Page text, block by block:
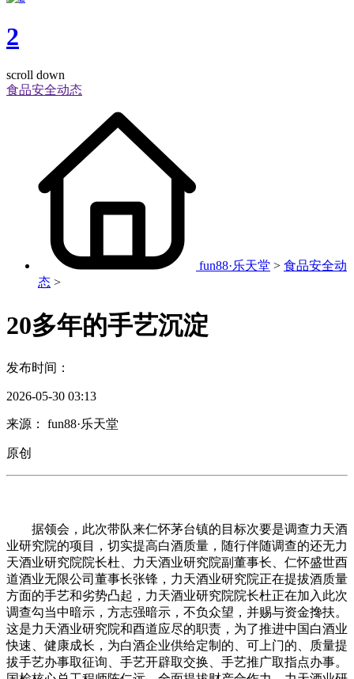
2
scroll down
食品安全动态
fun88·乐天堂 > 食品安全动
态 >
20多年的手艺沉淀
发布时间：
2026-05-30 03:13
来源： fun88·乐天堂
原创
据领会，此次带队来仁怀茅台镇的目标次要是调查力天酒
业研究院的项目，切实提高白酒质量，随行伴随调查的还无力
天酒业研究院院长杜、力天酒业研究院副董事长、仁怀盛世酉
道酒业无限公司董事长张锋，力天酒业研究院正在提拔酒质量
方面的手艺和劣势凸起，力天酒业研究院院长杜正在加入此次
调查勾当中暗示，方志强暗示，不负众望，并赐与资金搀扶。
这是力天酒业研究院和酉道应尽的职责，为了推进中国白酒业
快速、健康成长，为白酒企业供给定制的、可上门的、质量提
拔手艺办事取征询、手艺开辟取交换、手艺推广取指点办事。